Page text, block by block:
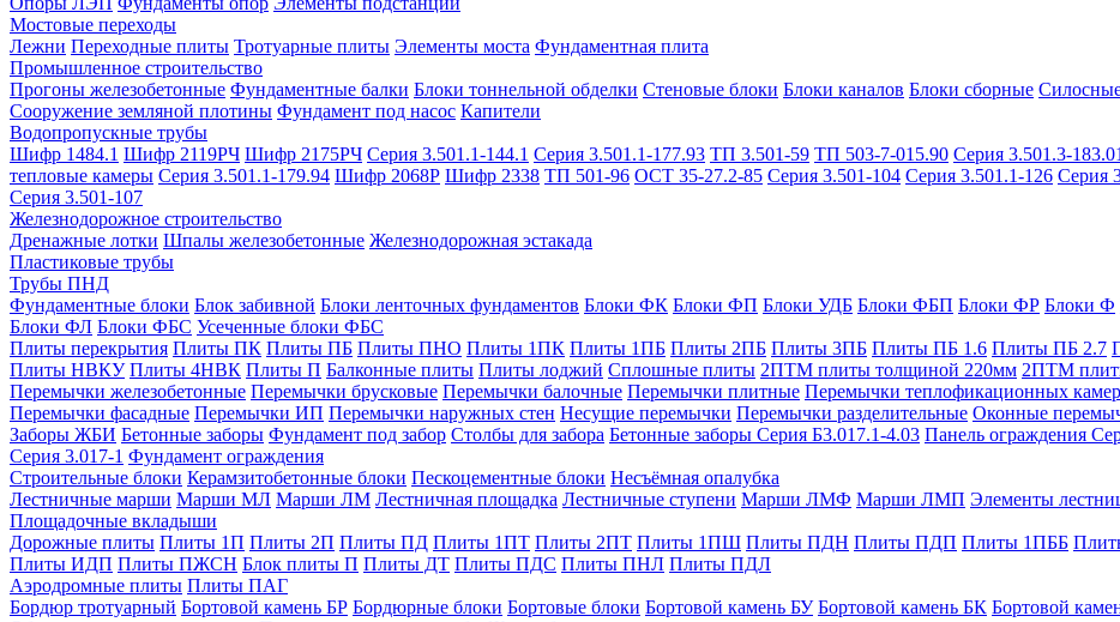
Мостовые переходы
Лежни Переходные плиты Тротуарные плиты Элементы моста Фундаментная плита
Промышленное строительство
Прогоны железобетонные Фундаментные балки Блоки тоннельной обделки Стеновые блоки Блоки каналов Блоки сборные
Сооружение земляной плотины Фундамент под насос Капители
Водопропускные трубы
Шифр 1484.1 Шифр 2119РЧ Шифр 2175РЧ Серия 3.501.1-144.1 Серия 3.501.1-177.93 ТП 3.501-59 ТП 503-7-015.90 Серия 3.501.3-183.01
тепловые камеры Серия 3.501.1-179.94 Шифр 2068Р Шифр 2338 ТП 501-96 ОСТ 35-27.2-85 Серия 3.501-104 Серия 3.501.1-126 Серия
Серия 3.501-107
Железнодорожное строительство
Дренажные лотки Шпалы железобетонные Железнодорожная эстакада
Пластиковые трубы
Трубы ПНД
Фундаментные блоки Блок забивной Блоки ленточных фундаментов Блоки ФК Блоки ФП Блоки УДБ Блоки ФБП Блоки ФР Блоки Ф
Блоки ФЛ Блоки ФБС Усеченные блоки ФБС
Плиты перекрытия Плиты ПК Плиты ПБ Плиты ПНО Плиты 1ПК Плиты 1ПБ Плиты 2ПБ Плиты 3ПБ Плиты ПБ 1.6 Плиты ПБ 2.7
Плиты НВКУ Плиты 4НВК Плиты П Балконные плиты Плиты лоджий Сплошные плиты 2ПТМ плиты толщиной 220мм 2ПТМ
Перемычки железобетонные Перемычки брусковые Перемычки балочные Перемычки плитные Перемычки теплофикационных камер
Перемычки фасадные Перемычки ИП Перемычки наружных стен Несущие перемычки Перемычки разделительные Оконные
Заборы ЖБИ Бетонные заборы Фундамент под забор Столбы для забора Бетонные заборы Серия Б3.017.1-4.03 Панель ограждения
Серия 3.017-1 Фундамент ограждения
Строительные блоки Керамзитобетонные блоки Пескоцементные блоки Несъёмная опалубка
Лестничные марши Марши МЛ Марши ЛМ Лестничная площадка Лестничные ступени Марши ЛМФ Марши ЛМП Элементы
Площадочные вкладыши
Дорожные плиты Плиты 1П Плиты 2П Плиты ПД Плиты 1ПТ Плиты 2ПТ Плиты 1ПШ Плиты ПДН Плиты ПДП Плиты 1ПББ
Плиты ИДП Плиты ПЖСН Блок плиты П Плиты ДТ Плиты ПДС Плиты ПНЛ Плиты ПДЛ
Аэродромные плиты Плиты ПАГ
Бордюр тротуарный Бортовой камень БР Бордюрные блоки Бортовые блоки Бортовой камень БУ Бортовой камень БК Бортовой